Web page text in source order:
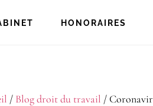
HONORAIRES
/ Blog droit du travail /